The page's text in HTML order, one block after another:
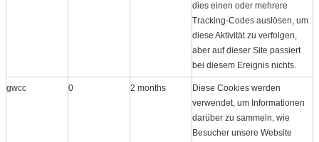
dies einen oder mehrere
Tracking-Codes auslösen, um
diese Aktivität zu verfolgen,
aber auf dieser Site passiert
bei diesem Ereignis nichts.
gwcc 0 2 months
Diese Cookies werden
verwendet, um Informationen
darüber zu sammeln, wie
Besucher unsere Website